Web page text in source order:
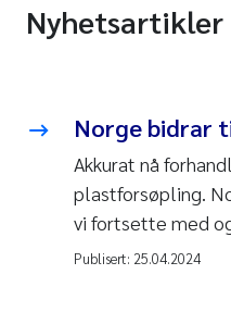
Nyhetsartikler
Norge bidrar
Akkurat nå
plastforsøpling.
vi fortsette med
Publisert: 25.04.2024